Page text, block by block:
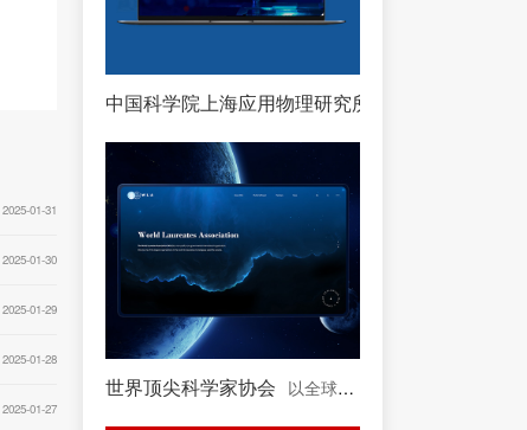
2025-01-31
2025-01-30
2025-01-29
2025-01-28
2025-01-27
中国科学院上海应用物理研究所
世界顶尖科学家协会 以全球顶尖科学家为主体的协会